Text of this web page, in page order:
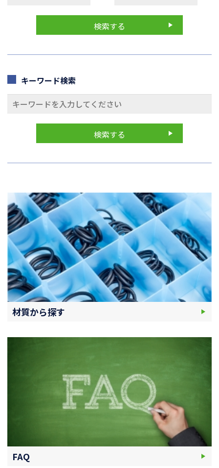
キーワード検索
材質から探す
FAQ